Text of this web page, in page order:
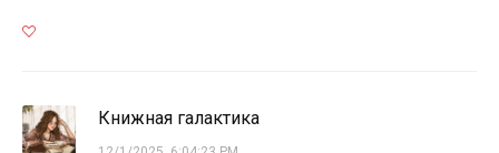
Книжная галактика